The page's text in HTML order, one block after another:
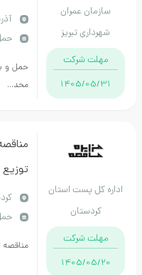
سازمان عمران
شهرداری تبریز
مهلت شرکت
1405/05/31
معادن
محد...
اداره کل پست استان
کردستان
مهلت شرکت
1405/05/20
مناقصه